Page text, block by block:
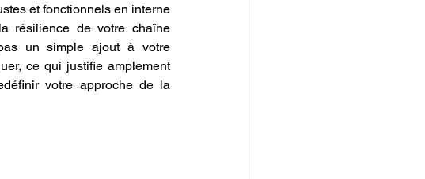
et fonctionnels en interne
résilience de votre chaîne
un simple ajout à votre
équipement ; c'est une transformation radicale de votre capacité à fabriquer, ce qui justifie amplement
votre approche de la